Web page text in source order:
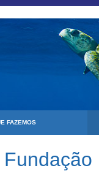
FAZEMOS